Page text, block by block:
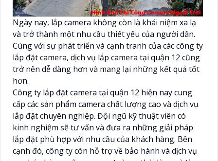
Ngày nay, lắp camera không còn là khái niệm xa lạ
và trở thành một nhu cầu thiết yếu của người dân.
Cùng với sự phát triển và cạnh tranh của các công ty
lắp đặt camera, dịch vụ lắp camera tại quận 12 cũng
trở nên dễ dàng hơn và mang lại những kết quả tốt
hơn.
Công ty lắp đặt camera tại quận 12 hiện nay cung
cấp các sản phẩm camera chất lượng cao và dịch vụ
lắp đặt chuyên nghiệp. Đội ngũ kỹ thuật viên có
kinh nghiệm sẽ tư vấn và đưa ra những giải pháp
lắp đặt phù hợp với nhu cầu của khách hàng. Bên
cạnh đó, công ty còn hỗ trợ về bảo hành và dịch vụ